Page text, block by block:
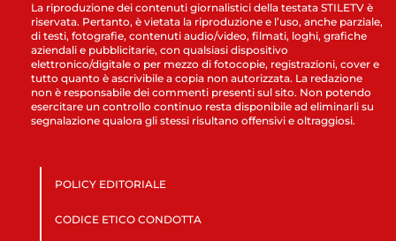
La riproduzione dei contenuti giornalistici della testata STILETV è
riservata. Pertanto, è vietata la riproduzione e l’uso, anche parziale,
di testi, fotografie, contenuti audio/video, filmati, loghi, grafiche
aziendali e pubblicitarie, con qualsiasi dispositivo
elettronico/digitale o per mezzo di fotocopie, registrazioni, cover e
tutto quanto è ascrivibile a copia non autorizzata. La redazione
non è responsabile dei commenti presenti sul sito. Non potendo
esercitare un controllo continuo resta disponibile ad eliminarli su
segnalazione qualora gli stessi risultano offensivi e oltraggiosi.
POLICY EDITORIALE
CODICE ETICO CONDOTTA